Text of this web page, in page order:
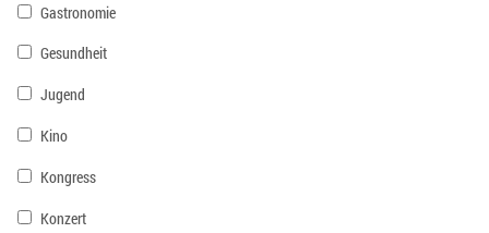
Gastronomie
Gesundheit
Jugend
Kino
Kongress
Konzert